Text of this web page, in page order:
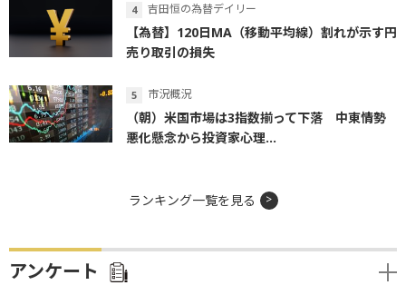
吉田恒の為替デイリー
【為替】120日MA（移動平均線）割れが示す円
売り取引の損失
市況概況
（朝）米国市場は3指数揃って下落 中東情勢
悪化懸念から投資家心理...
ランキング一覧を見る
アンケート